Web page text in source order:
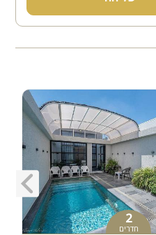
2
חדרים